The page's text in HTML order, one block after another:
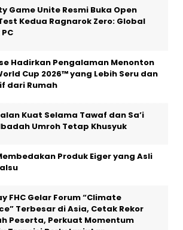
Game Unite Resmi Buka Open
Kedua Ragnarok Zero: Global
Hadirkan Pengalaman Menonton
Cup 2026™ yang Lebih Seru dan
dari Rumah
Kuat Selama Tawaf dan Sa’i
Umroh Tetap Khusyuk
Produk Eiger yang Asli
FHC Gelar Forum “Climate
Terbesar di Asia, Cetak Rekor
Peserta, Perkuat Momentum